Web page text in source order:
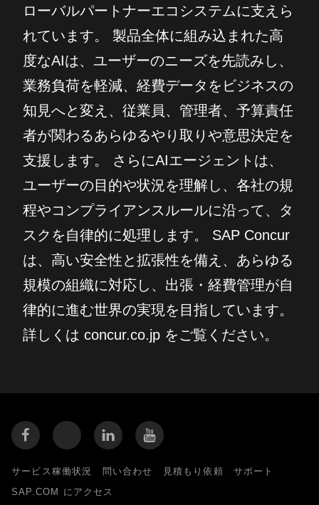
ローバルパートナーエコシステムに支えら
れています。 製品全体に組み込まれた高
度なAIは、ユーザーのニーズを先読みし、
業務負荷を軽減、経費データをビジネスの
知見へと変え、従業員、管理者、予算責任
者が関わるあらゆるやり取りや意思決定を
支援します。 さらにAIエージェントは、
ユーザーの目的や状況を理解し、各社の規
程やコンプライアンスルールに沿って、タ
スクを自律的に処理します。 SAP Concur
は、高い安全性と拡張性を備え、あらゆる
規模の組織に対応し、出張・経費管理が自
律的に進む世界の実現を目指しています。
詳しくは concur.co.jp をご覧ください。
サービス稼働状況 問い合わせ 見積もり依頼
サポート
SAP.COM にアクセス